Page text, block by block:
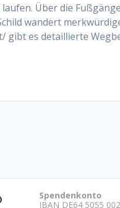
Über die
wandert
es detaillierte
Spendenkonto
IBAN DE64 5055